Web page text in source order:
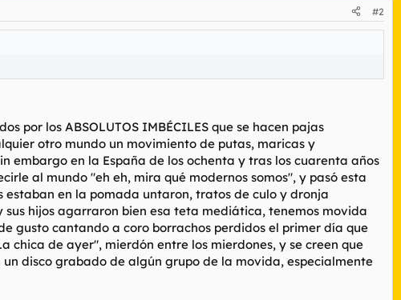
#2
por los ABSOLUTOS IMBÉCILES que se hacen pajas
otro mundo un movimiento de putas, maricas y
embargo en la España de los ochenta y tras los cuarenta años
al mundo "eh eh, mira qué modernos somos", y pasó esta
estaban en la pomada untaron, tratos de culo y dronja
hijos agarraron bien esa teta mediática, tenemos movida
gusto cantando a coro borrachos perdidos el primer día que
chica de ayer", mierdón entre los mierdones, y se creen que
un disco grabado de algún grupo de la movida, especialmente